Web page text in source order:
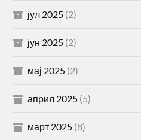
јул 2025 (2)
јун 2025 (2)
мај 2025 (2)
април 2025 (5)
март 2025 (8)